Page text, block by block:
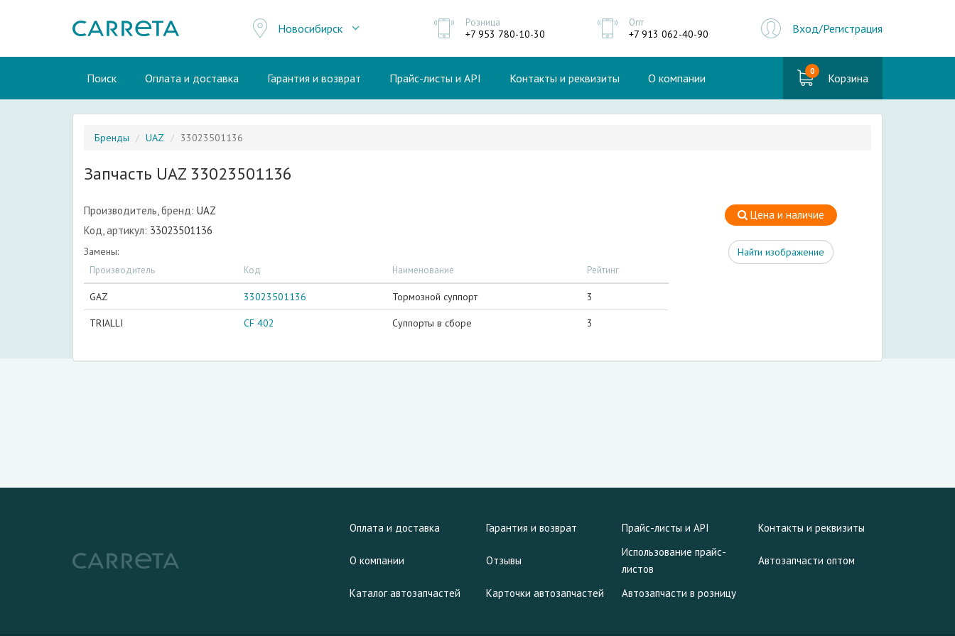
Новосибирск Розница
+7 953 780-10-30
Опт
+7 913 062-40-90 Вход/Регистрация
Поиск Оплата и доставка Гарантия и возврат Прайс-листы и API Контакты и реквизиты О компании 0 Корзина
Бренды UAZ 33023501136
Запчасть UAZ 33023501136
Производитель, бренд: UAZ
Код, артикул: 33023501136
Замены:
Производитель Код Наименование Рейтинг
GAZ 33023501136 Тормозной суппорт 3
TRIALLI CF 402 Суппорты в сборе 3
Цена и наличие
Найти изображение
Оплата и доставка Гарантия и возврат Прайс-листы и API Контакты и реквизиты
О компании Отзывы
Использование прайс-
листов
Автозапчасти оптом
Каталог автозапчастей Карточки автозапчастей Автозапчасти в розницу